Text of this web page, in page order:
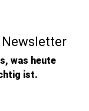
was heute
ist.